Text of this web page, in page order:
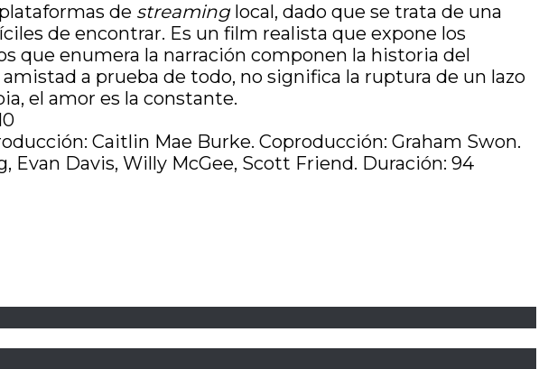
de streaminglocal, dado que se trata de una
de encontrar. Es un film realista que expone los
que enumera la narración componen la historia del
a prueba de todo, no significa la ruptura de un lazo
el amor es la constante.
Caitlin Mae Burke. Coproducción: Graham Swon.
Evan Davis, Willy McGee, Scott Friend. Duración: 94